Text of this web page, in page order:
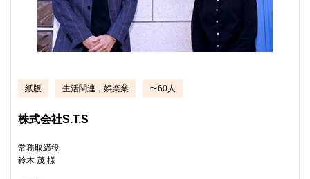
紙版 生活関連，娯楽業 〜60人
株式会社S.T.S
常務取締役
鈴木 茂 様